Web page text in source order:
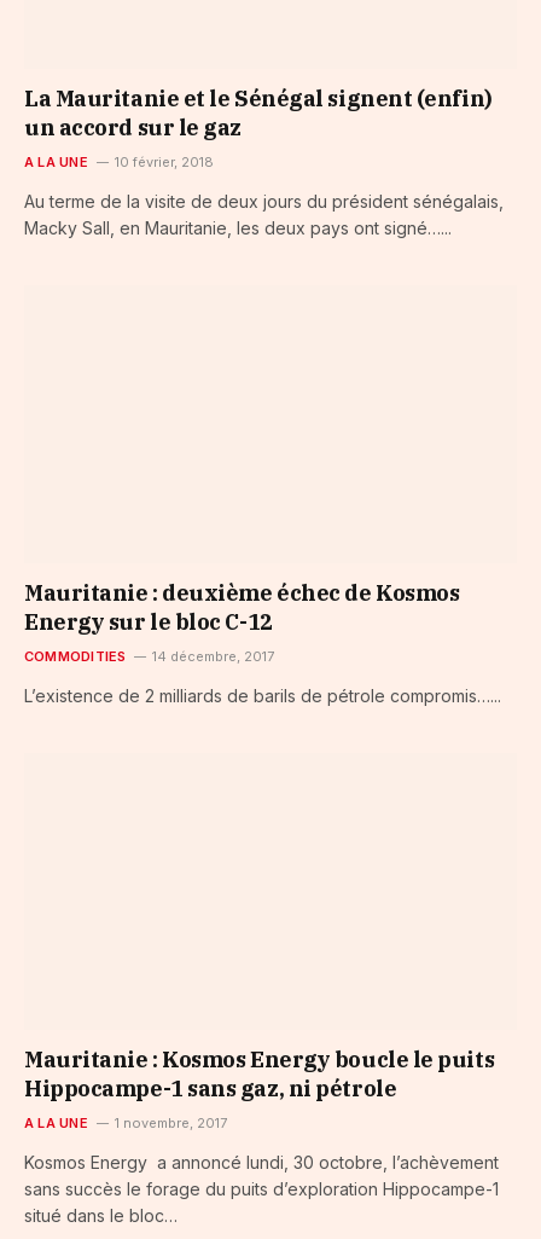
La Mauritanie et le Sénégal signent (enfin)
un accord sur le gaz
A LA UNE 10 février, 2018
Au terme de la visite de deux jours du président sénégalais,
Macky Sall, en Mauritanie, les deux pays ont signé…...
Mauritanie : deuxième échec de Kosmos
Energy sur le bloc C-12
COMMODITIES 14 décembre, 2017
L’existence de 2 milliards de barils de pétrole compromis…...
Mauritanie : Kosmos Energy boucle le puits
Hippocampe-1 sans gaz, ni pétrole
A LA UNE 1 novembre, 2017
Kosmos Energy a annoncé lundi, 30 octobre, l’achèvement
sans succès le forage du puits d’exploration Hippocampe-1
situé dans le bloc…